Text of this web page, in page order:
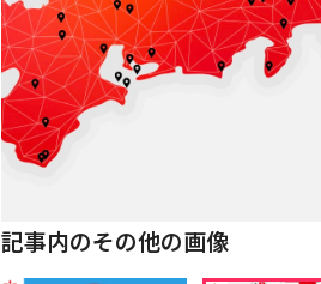
記事内のその他の画像